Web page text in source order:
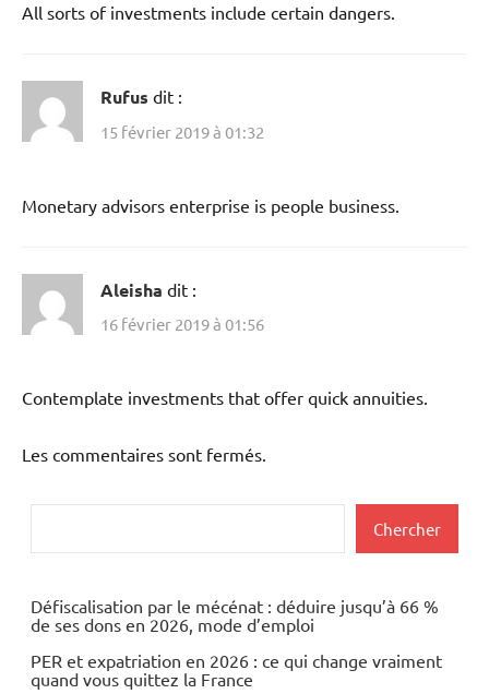
All sorts of investments include certain dangers.
Rufus dit :
15 février 2019 à 01:32
Monetary advisors enterprise is people business.
Aleisha dit :
16 février 2019 à 01:56
Contemplate investments that offer quick annuities.
Les commentaires sont fermés.
Chercher
Défiscalisation par le mécénat : déduire jusqu’à 66 %
de ses dons en 2026, mode d’emploi
PER et expatriation en 2026 : ce qui change vraiment
quand vous quittez la France